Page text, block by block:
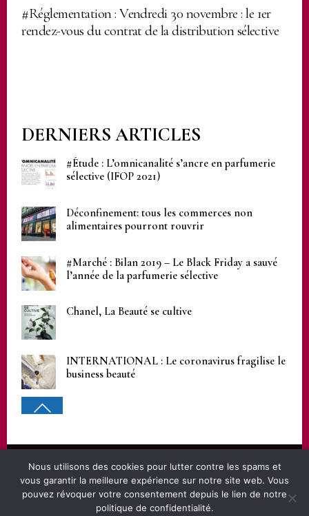
#Réglementation : Vendredi 30 novembre : le 1er
rendez-vous du contrat de la distribution sélective
DERNIERS ARTICLES
#Étude : L’omnicanalité s’ancre en parfumerie
sélective (IFOP 2021)
Déconfinement: tous les commerces non
alimentaires pourront rouvrir
#Marché : Bilan 2019 – Le Black Friday a sauvé
l’année de la parfumerie sélective
Chanel, La Beauté se cultive
INTERNATIONAL : Le coronavirus fragilise le
business beauté
© 2024 FFPS
Mentions légales
Nous utilisons des cookies pour lutter contre les spams et
vous garantir la meilleure expérience sur notre site web. Vous
pouvez révoquer votre consentement depuis le lien de notre
politique de confidentialité.